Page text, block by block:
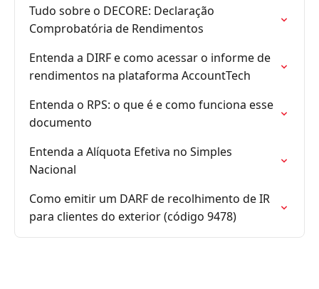
Tudo sobre o DECORE: Declaração
Comprobatória de Rendimentos
Entenda a DIRF e como acessar o informe de
rendimentos na plataforma AccountTech
Entenda o RPS: o que é e como funciona esse
documento
Entenda a Alíquota Efetiva no Simples
Nacional
Como emitir um DARF de recolhimento de IR
para clientes do exterior (código 9478)